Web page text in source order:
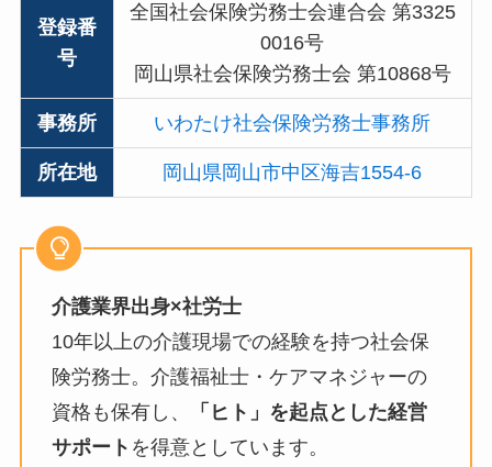
登録番
号
全国社会保険労務士会連合会 第3325
0016号
岡山県社会保険労務士会 第10868号
事務所 いわたけ社会保険労務士事務所
所在地 岡山県岡山市中区海吉1554-6
介護業界出身×社労士
10年以上の介護現場での経験を持つ社会保
険労務士。介護福祉士・ケアマネジャーの
資格も保有し、
「ヒト」を起点とした経営
サポート を得意としています。